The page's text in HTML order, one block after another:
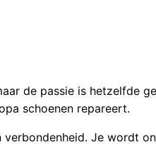
de passie is hetzelfde
schoenen repareert.
Je wordt